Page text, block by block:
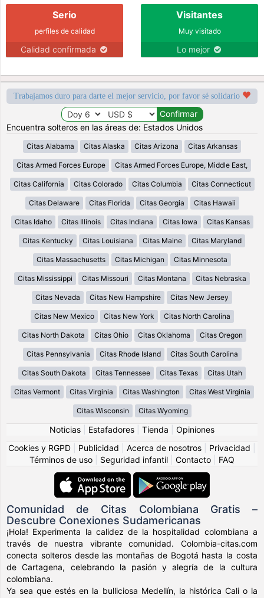
Serio
perfiles de calidad
Calidad confirmada
Visitantes
Muy visitado
Lo mejor
Trabajamos duro para darte el mejor servicio, por favor sé solidario
Encuentra solteros en las áreas de: Estados Unidos
Citas Alabama Citas Alaska Citas Arizona Citas Arkansas
Citas Armed Forces Europe Citas Armed Forces Europe, Middle East,
Citas California Citas Colorado Citas Columbia Citas Connecticut
Citas Delaware Citas Florida Citas Georgia Citas Hawaii
Citas Idaho Citas Illinois Citas Indiana Citas Iowa Citas Kansas
Citas Kentucky Citas Louisiana Citas Maine Citas Maryland
Citas Massachusetts Citas Michigan Citas Minnesota
Citas Mississippi Citas Missouri Citas Montana Citas Nebraska
Citas Nevada Citas New Hampshire Citas New Jersey
Citas New Mexico Citas New York Citas North Carolina
Citas North Dakota Citas Ohio Citas Oklahoma Citas Oregon
Citas Pennsylvania Citas Rhode Island Citas South Carolina
Citas South Dakota Citas Tennessee Citas Texas Citas Utah
Citas Vermont Citas Virginia Citas Washington Citas West Virginia
Citas Wisconsin Citas Wyoming
Noticias Estafadores Tienda
Opiniones
Cookies y RGPD
Publicidad Acerca de nosotros Privacidad
Términos de uso
Seguridad infantil Contacto FAQ
Comunidad de Citas Colombiana Gratis –
Descubre Conexiones Sudamericanas
¡Hola! Experimenta la calidez de la hospitalidad colombiana a
través de nuestra vibrante comunidad. Colombia-citas.com
conecta solteros desde las montañas de Bogotá hasta la costa
de Cartagena, celebrando la pasión y alegría de la cultura
colombiana.
Ya sea que estés en la bulliciosa Medellín, la histórica Cali o la